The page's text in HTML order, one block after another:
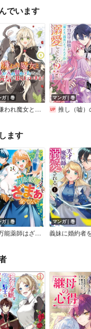
でいます
ガ｜巻
女と体が入れ替わったけれど、私は今日も元気に暮らしています！【電子単行本】
マンガ｜巻
推し（嘘）の筆頭魔術師様が「俺たち、両思いだったんだね」と溺愛してくるんですが
ます
ガ｜巻
ざまぁを企てない ～辺境の地で新薬作りに励んでいるので、あなたたちを相手にする暇などありません！～
マンガ｜巻